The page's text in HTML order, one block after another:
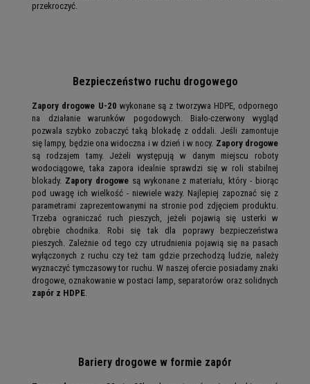
przekroczyć.
Bezpieczeństwo ruchu drogowego
Zapory drogowe U-20 wykonane są z tworzywa HDPE, odpornego
na działanie warunków pogodowych. Biało-czerwony wygląd
pozwala szybko zobaczyć taką blokadę z oddali. Jeśli zamontuje
się lampy, będzie ona widoczna i w dzień i w nocy. Zapory drogowe
są rodzajem tamy. Jeżeli występują w danym miejscu roboty
wodociągowe, taka zapora idealnie sprawdzi się w roli stabilnej
blokady. Zapory drogowesą wykonane z materiału, który - biorąc
pod uwagę ich wielkość - niewiele waży. Najlepiej zapoznać się z
parametrami zaprezentowanymi na stronie pod zdjęciem produktu.
Trzeba ograniczać ruch pieszych, jeżeli pojawią się usterki w
obrębie chodnika. Robi się tak dla poprawy bezpieczeństwa
pieszych. Zależnie od tego czy utrudnienia pojawią się na pasach
wyłączonych z ruchu czy też tam gdzie przechodzą ludzie, należy
wyznaczyć tymczasowy tor ruchu. W naszej ofercie posiadamy znaki
drogowe, oznakowanie w postaci lamp, separatorów oraz solidnych
zapór z HDPE
Bariery drogowe w formie zapór